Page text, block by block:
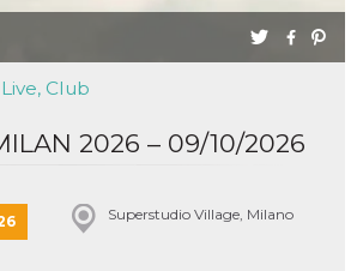
Club
2026 – 09/10/2026
Superstudio Village, Milano